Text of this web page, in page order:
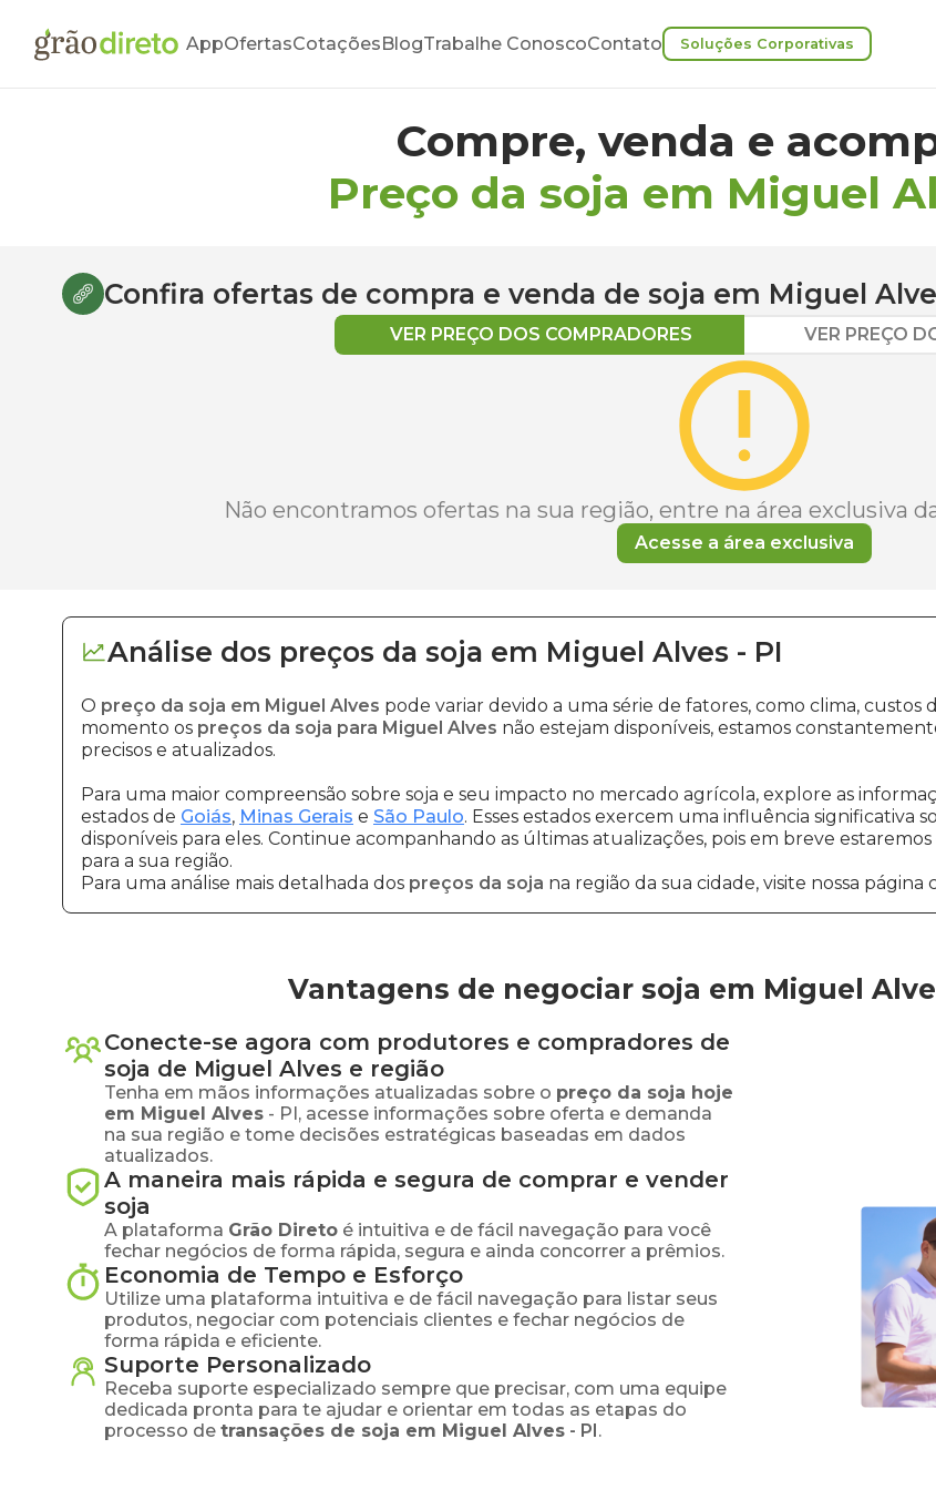
AppOfertasCotaçõesBlogTrabalhe ConoscoContato Soluções Corporativas
Compre, venda e
Preço da soja em Miguel
Confira ofertas de compra e venda de soja em Miguel
VER PREÇO DOS COMPRADORES VER PREÇO
Não encontramos ofertas na sua região, entre na área exclusiva
Acesse a área exclusiva
Análise dos preços da soja em Miguel Alves - PI
O preço da soja em Miguel Alves pode variar devido a uma série de fatores, como clima,
momento os preços da soja para Miguel Alves não estejam disponíveis, estamos
precisos e atualizados.
Para uma maior compreensão sobre soja e seu impacto no mercado agrícola, explore as
estados de Goiás, Minas Gerais e São Paulo. Esses estados exercem uma influência significativa
disponíveis para eles. Continue acompanhando as últimas atualizações, pois em breve
para a sua região.
Para uma análise mais detalhada dos preços da soja na região da sua cidade, visite nossa página
Vantagens de negociar soja em Miguel
Conecte-se agora com produtores e compradores de
soja de Miguel Alves e região
Tenha em mãos informações atualizadas sobre o preço da soja hoje
em Miguel Alves - PI, acesse informações sobre oferta e demanda
na sua região e tome decisões estratégicas baseadas em dados
atualizados.
A maneira mais rápida e segura de comprar e vender
soja
A plataforma Grão Direto é intuitiva e de fácil navegação para você
fechar negócios de forma rápida, segura e ainda concorrer a prêmios.
Economia de Tempo e Esforço
Utilize uma plataforma intuitiva e de fácil navegação para listar seus
produtos, negociar com potenciais clientes e fechar negócios de
forma rápida e eficiente.
Suporte Personalizado
Receba suporte especializado sempre que precisar, com uma equipe
dedicada pronta para te ajudar e orientar em todas as etapas do
processo de transações de soja em Miguel Alves - PI.